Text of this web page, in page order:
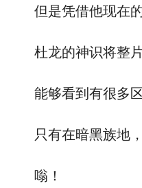
但是凭借他现在的
杜龙的神识将整片
能够看到有很多区
只有在暗黑族地，
嗡！